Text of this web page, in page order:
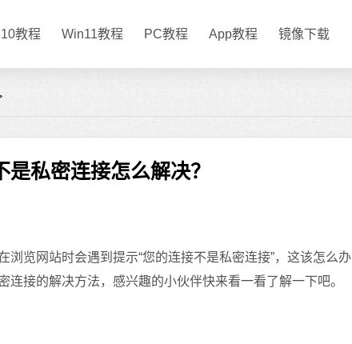
教程 Win11教程 PC教程 App教程 镜像下载
私密连接怎么解决？
览网站时会遇到提示“您的连接不是私密连接”，这该怎么办
接的解决方法，感兴趣的小伙伴快来看一看了解一下吧。